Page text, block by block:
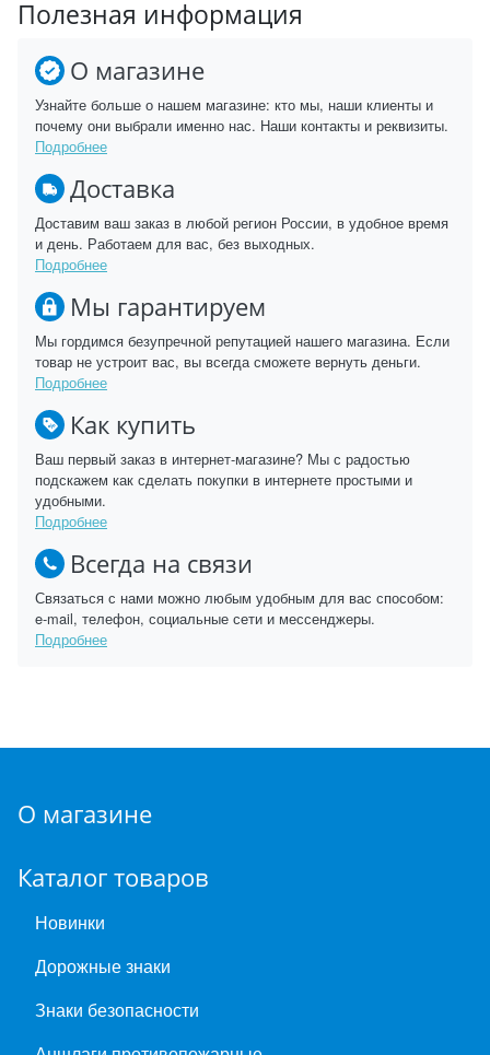
Полезная информация
О магазине
Узнайте больше о нашем магазине: кто мы, наши клиенты и
почему они выбрали именно нас. Наши контакты и реквизиты.
Подробнее
Доставка
Доставим ваш заказ в любой регион России, в удобное время
и день. Работаем для вас, без выходных.
Подробнее
Мы гарантируем
Мы гордимся безупречной репутацией нашего магазина. Если
товар не устроит вас, вы всегда сможете вернуть деньги.
Подробнее
Как купить
Ваш первый заказ в интернет-магазине? Мы с радостью
подскажем как сделать покупки в интернете простыми и
удобными.
Подробнее
Всегда на связи
Связаться с нами можно любым удобным для вас способом:
e-mail, телефон, социальные сети и мессенджеры.
Подробнее
О магазине
Каталог товаров
Новинки
Дорожные знаки
Знаки безопасности